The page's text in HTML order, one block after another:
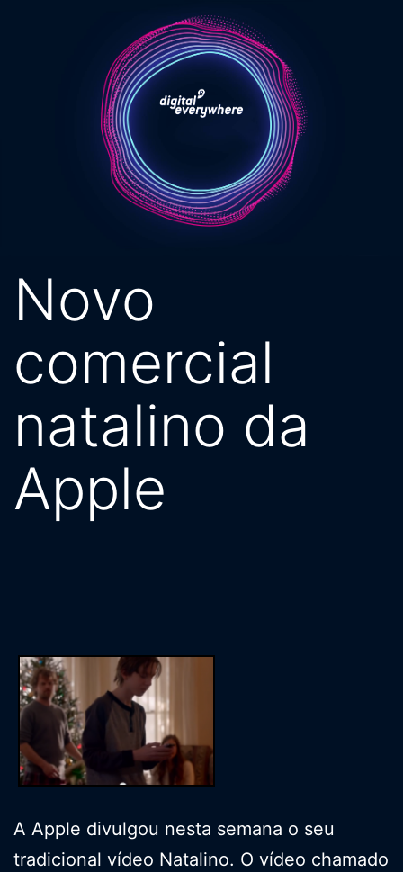
Novo
comercial
natalino da
Apple
A Apple divulgou nesta semana o seu
tradicional vídeo Natalino. O vídeo chamado